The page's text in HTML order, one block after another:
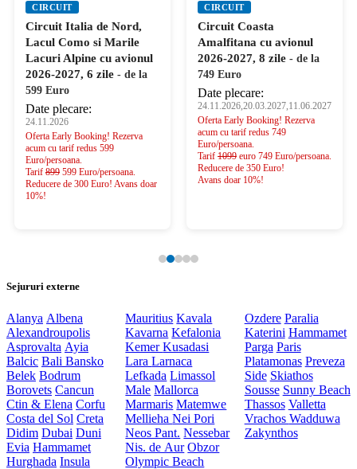
CIRCUIT
Circuit Italia de Nord,
Lacul Como si Marile
Lacuri Alpine cu avionul
2026-2027, 6 zile - de la
599 Euro
Date plecare:
24.11.2026
Oferta Early Booking! Rezerva
acum cu tarif redus 599
Euro/persoana.
Tarif 899 599 Euro/persoana.
Reducere de 300 Euro! Avans doar
10%!
CIRCUIT
Circuit Coasta
Amalfitana cu avionul
2026-2027, 8 zile - de la
749 Euro
Date plecare:
24.11.2026,20.03.2027,11.06.2027
Oferta Early Booking! Rezerva
acum cu tarif redus 749
Euro/persoana.
Tarif 1099 euro 749 Euro/persoana.
Reducere de 350 Euro!
Avans doar 10%!
Sejururi externe
Alanya Albena
Alexandroupolis
Asprovalta Ayia
Balcic Bali Bansko
Belek Bodrum
Borovets Cancun
Ctin & Elena Corfu
Costa del Sol Creta
Didim Dubai Duni
Evia Hammamet
Hurghada Insula
Mauritius Kavala
Kavarna Kefalonia
KemerKusadasi
LaraLarnaca
Lefkada Limassol
Male Mallorca
Marmaris Matemwe
MelliehaNei Pori
Neos Pant. Nessebar
Nis. de Aur Obzor
Olympic Beach
Ozdere Paralia
Katerini Hammamet
Parga Paris
Platamonas Preveza
Side Skiathos
Sousse Sunny Beach
Thassos Valletta
Vrachos Wadduwa
Zakynthos